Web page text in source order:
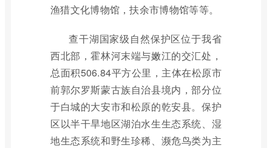
渔猎文化博物馆，扶余市博物馆等等。
查干湖国家级自然保护区位于我省
西北部，霍林河末端与嫩江的交汇处，
总面积506.84平方公里，主体在松原市
前郭尔罗斯蒙古族自治县境内，部分位
于白城的大安市和松原的乾安县。保护
区以半干旱地区湖泊水生生态系统、湿
地生态系统和野生珍稀、濒危鸟类为主